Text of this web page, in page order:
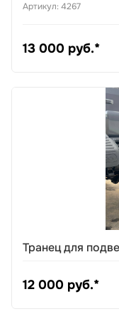
Артикул: 4267
13 000 руб.*
Транец для
12 000 руб.*